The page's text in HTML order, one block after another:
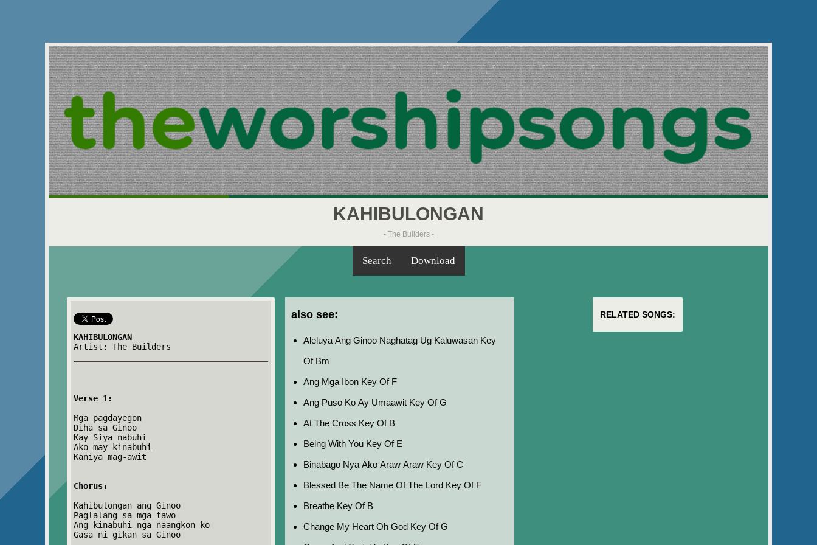
KAHIBULONGAN
- The Builders -
Search Download
KAHIBULONGAN
Artist: The Builders
Verse 1:
Mga pagdayegon
Diha sa Ginoo
Kay Siya nabuhi
Ako may kinabuhi
Kaniya mag-awit
Chorus:
Kahibulongan ang Ginoo
Paglalang sa mga tawo
Ang kinabuhi nga naangkon ko
Gasa ni gikan sa Ginoo
also see:
Aleluya Ang Ginoo Naghatag Ug Kaluwasan Key
Of Bm
Ang Mga Ibon Key Of F
Ang Puso Ko Ay Umaawit Key Of G
At The Cross Key Of B
Being With You Key Of E
Binabago Nya Ako Araw Araw Key Of C
Blessed Be The Name Of The Lord Key Of F
Breathe Key Of B
Change My Heart Oh God Key Of G
RELATED SONGS: